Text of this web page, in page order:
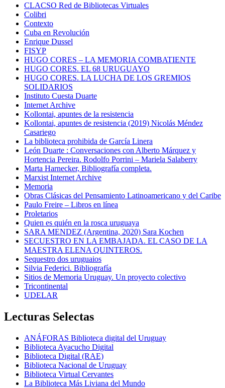
CLACSO Red de Bibliotecas Virtuales
Colibri
Contexto
Cuba en Revolución
Enrique Dussel
FISYP
HUGO CORES – LA MEMORIA COMBATIENTE
HUGO CORES. EL 68 URUGUAYO
HUGO CORES. LA LUCHA DE LOS GREMIOS
SOLIDARIOS
Instituto Cuesta Duarte
Internet Archive
Kollontai, apuntes de la resistencia
Kollontai, apuntes de resistencia (2019) Nicolás Méndez
Casariego
La biblioteca prohibida de García Linera
León Duarte : Conversaciones con Alberto Márquez y
Hortencia Pereira. Rodolfo Porrini – Mariela Salaberry
Marta Harnecker, Bibliografía completa.
Marxist Internet Archive
Memoria
Obras Clásicas del Pensamiento Latinoamericano y del Caribe
Paulo Freire – Libros en línea
Proletarios
Quien es quién en la rosca uruguaya
SARA MENDEZ (Argentina, 2020) Sara Kochen
SECUESTRO EN LA EMBAJADA. EL CASO DE LA
MAESTRA ELENA QUINTEROS.
Sequestro dos uruguaios
Silvia Federici. Bibliografía
Sitios de Memoria Uruguay. Un proyecto colectivo
Tricontinental
UDELAR
Lecturas Selectas
ANÁFORAS Biblioteca digital del Uruguay
Biblioteca Ayacucho Digital
Biblioteca Digital (RAE)
Biblioteca Nacional de Uruguay
Biblioteca Virtual Cervantes
La Biblioteca Más Liviana del Mundo